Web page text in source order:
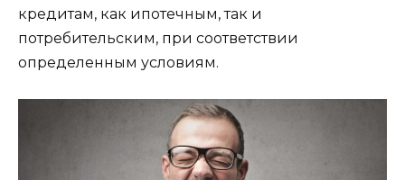
кредитам, как ипотечным, так и
потребительским, при соответствии
определенным условиям.